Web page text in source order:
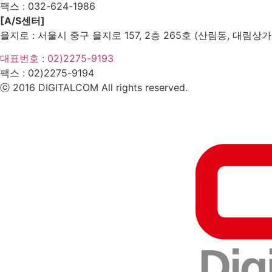
팩스 : 032-624-1986
[A/S센터]
을지로 : 서울시 중구 을지로 157, 2층 265호 (산림동, 대림상
대표번호 : 02)2275-9193
팩스 : 02)2275-9194​
ⓒ 2016 DIGITALCOM All rights reserved.